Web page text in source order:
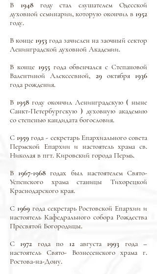
В 1948 году стал слушателем Одесской
духовной семинарии, которую окончил в 1952
году.
В конце 1953 года зачислен на заочный сектор
Ленинградской духовной Академии.
В конце 1955 года обвенчался с Степановой
Валентиной Алексеевной, 29 октября 1936
года рождения.
В 1958 году окончил Ленинградскую ( ныне
Санкт-Петербургскую ) духовную академию
со степенью кандидата богословия.
С 1959 года - секретарь Епархиального совета
Пермской Епархии и настоятель храма св.
Николая в пгт. Кировский города Пермь.
В 1967-1968 годах был настоятелем Свято-
Успенского храма станицы Тихорецкой
Краснодарского края.
С 1969 года секретарь Ростовской Епархии и
настоятель Кафедрального собора Рождества
Пресвятой Богородицы.
С 1972 года по 12 августа 1993 года –
настоятель Свято- Вознесенского храма г.
Ростова-на-Дону.